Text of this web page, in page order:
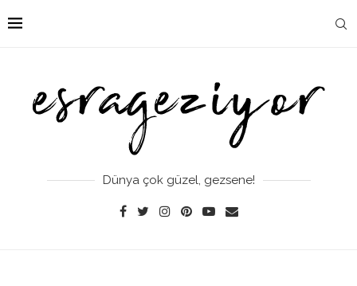
Dünya çok güzel, gezsene!